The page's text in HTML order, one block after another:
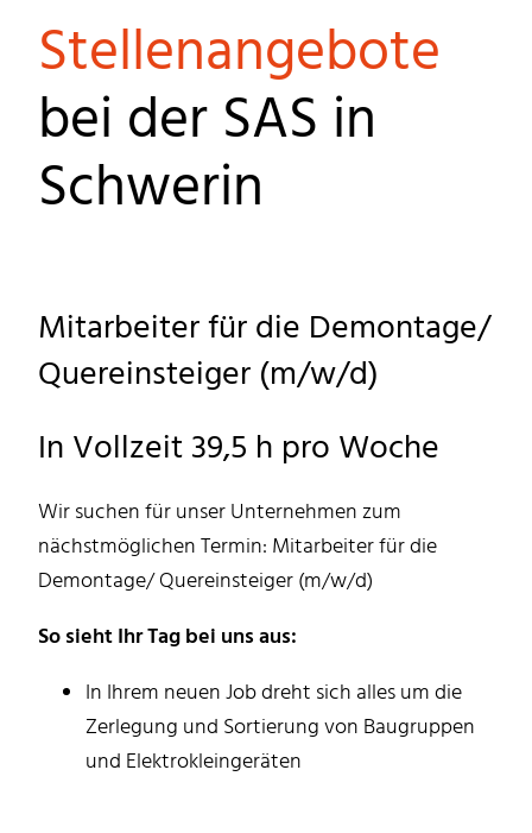
Stellen­angebote
bei der SAS in
Schwerin
Mitarbeiter für die Demontage/
Quereinsteiger (m/w/d)
In Vollzeit 39,5 h pro Woche
Wir suchen für unser Unternehmen zum
nächstmöglichen Termin: Mitarbeiter für die
Demontage/ Quereinsteiger (m/w/d)
So sieht Ihr Tag bei uns aus:
In Ihrem neuen Job dreht sich alles um die
Zerlegung und Sortierung von Baugruppen
und Elektrokleingeräten